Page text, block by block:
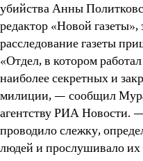
убийства Анны
редактор «Новой газеты»,
расследование газеты
«Отдел, в котором
наиболее секретных и
милиции, — сообщил
агентству РИА Новости.
проводило слежку,
людей и прослушивало